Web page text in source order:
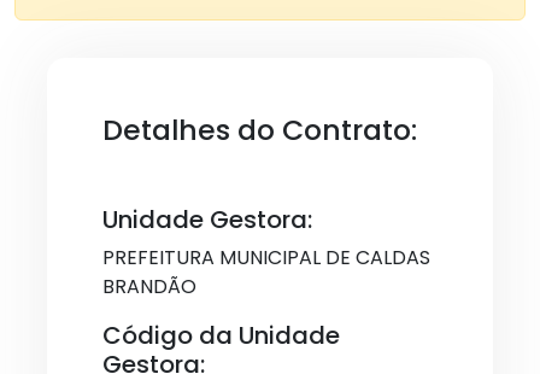
Detalhes do Contrato:
Unidade Gestora:
PREFEITURA MUNICIPAL DE CALDAS
BRANDÃO
Código da Unidade
Gestora: